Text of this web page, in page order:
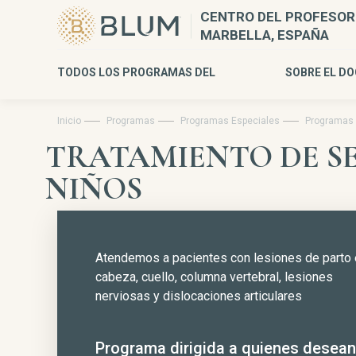
CENTRO DEL
MARBELLA, ESPAÑA
TODOS LOS PROGRAMAS DEL SOBRE EL
Inicio Programas Programas Especiales
TRATAMIENTO DE
NIÑOS
Atendemos a pacientes con lesiones de parto
cabeza, cuello, columna vertebral, lesiones
nerviosas y dislocaciones articulares
Programa dirigida a quienes